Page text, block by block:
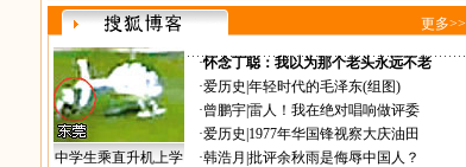
更多>>
中学生乘直升机上学
·怀念丁聪：我以为那个老头永远不老
·爱历史 年轻时代的毛泽东(组图)
·曾鹏宇|雷人！我在绝对唱响做评委
·爱历史 1977年华国锋视察大庆油田
·韩浩月 批评余秋雨是侮辱中国人？